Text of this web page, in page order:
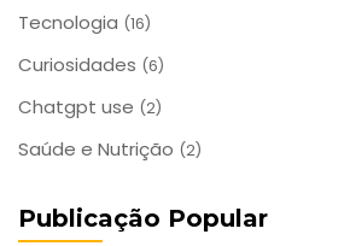
Tecnologia (16)
Curiosidades (6)
Chatgpt use (2)
Saúde e Nutrição (2)
Publicação Popular